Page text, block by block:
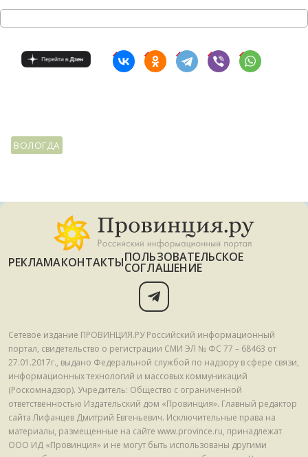
ВОЛОГДА
РЕКЛАМАКОНТАКТЫПОЛЬЗОВАТЕЛЬСКОЕ
СОГЛАШЕНИЕ
Сетевое издание ПРОВИНЦИЯ.РУ Российский информационный
портал, свидетельство о регистрации СМИ ЭЛ № ФС 77 – 68463 от
27.01.2017г., выдано Федеральной службой по надзору в сфере связи,
информационных технологий и массовых коммуникаций
(Роскомнадзор). Учредитель: Общество с ограниченной
ответственностью Издательский дом «Провинция». Главный редактор
сайта Лифанцев Дмитрий Евгеньевич. Исключительные права на
материалы, размещенные на сайте www.province.ru, принадлежат
ООО ИД «Провинция» и не могут быть использованы другими